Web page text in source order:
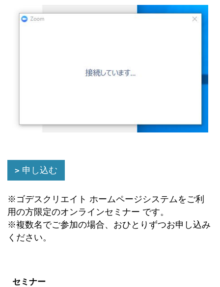
申し込む
※ゴデスクリエイト ホームページシステムをご利
用の方限定のオンラインセミナー です。
※複数名でご参加の場合、おひとりずつお申し込み
ください。
セミナー